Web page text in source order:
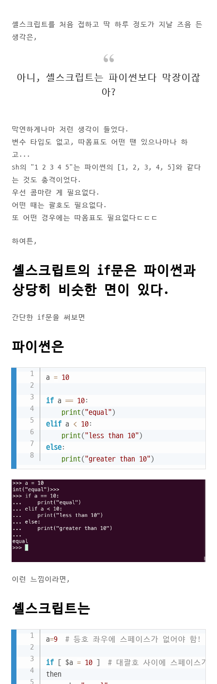
셸스크립트를 처음 접하고 딱 하루 정도가 지날 즈음 든
생각은,
아니, 셸스크립트는 파이썬보다 막장이잖
아?
막연하게나마 저런 생각이 들었다.
변수 타입도 없고, 따옴표도 어떤 땐 있으나마나 하
고...
sh의 "1 2 3 4 5"는 파이썬의 [1, 2, 3, 4, 5]와 같다
는 것도 충격이었다.
우선 콤마란 게 필요없다.
어떤 때는 괄호도 필요없다.
또 어떤 경우에는 따옴표도 필요없다ㄷㄷㄷ
하여튼,
셸스크립트의 if문은 파이썬과
상당히 비슷한 면이 있다.
간단한 if문을 써보면
파이썬은
a = 10
if a == 10:
print("equal")
elif a < 10:
print("less than 10")
else:
print("greater than 10")
이런 느낌이라면,
셸스크립트는
a=9 # 등호 좌우에 스페이스가 없어야 함!
if [ $a = 10 ]
# 대괄호 사이에 스페이스가
then
Copy